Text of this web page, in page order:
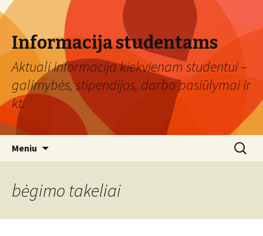
Informacija studentams
Aktuali informacija kiekvienam studentui –
galimybės, stipendijos, darbo pasiūlymai ir
kt.
Meniu Ieškoti:
bėgimo takeliai